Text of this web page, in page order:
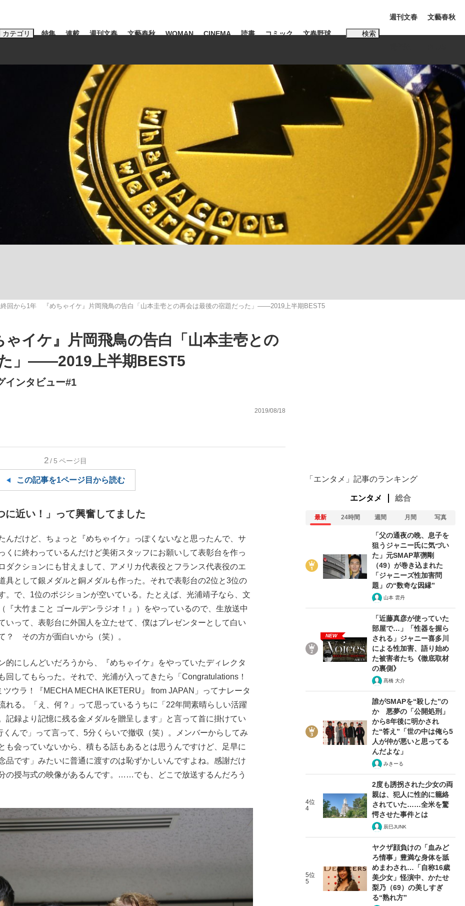
カテゴリ
初めて明かした日本代表監督に... 「最悪の空気のまま解散」WBC日本代表“敗戦”の真実 選手が明かす...
サッカー日本代表・森保一監督...
特集
観る将棋、読む将棋
連載 週刊文春 文藝春秋 WOMAN CINEMA 読書 コミック 文春野球 検索
キーワードタグ一覧
#高市早苗 #後藤真希 #森岡毅 #内田有紀
#松田聖子
週刊文春 文藝春秋
回から1年 『めちゃイケ』片岡飛鳥の告白「山本圭壱との再会は最後の宿題だった」――2019上半期BEST5
イケ』片岡飛鳥の告白「山本圭壱との
」――2019上半期BEST5
ンタビュー#1
2019/08/18
2/5 ページ目
この記事を1ページ目から読む
に近い！」って興奮してました
だけど、ちょっと『めちゃイケ』っぽくないなと思ったんで、サ
くに終わっているんだけど美術スタッフにお願いして表彰台を作っ
ダクションにも甘えまして、アメリカ代表役とフランス代表役のエ
具として銀メダルと銅メダルも作った。それで表彰台の2位と3位の
。で、1位のポジションが空いている。たとえば、光浦靖子なら、文
『大竹まこと ゴールデンラジオ！』）をやっているので、生放送中
いって、表彰台に外国人を立たせて、僕はプレゼンターとして白い
？ その方が面白いから（笑）。
にしんどいだろうから、『めちゃイケ』をやっていたディレクタ
回してもらった。それで、光浦が入ってきたら「Congratulations！
ウラ！『MECHA MECHA IKETERU』 from JAPAN」ってナレータ
れる。「え、何？」って思っているうちに「22年間素晴らしい活躍
記録より記憶に残る金メダルを贈呈します」と言って首に掛けてい
くんで」って言って、5分くらいで撤収（笑）。メンバーからしてみ
も会っていないから、積もる話もあるとは思うんですけど、足早に
品です」みたいに普通に渡すのは恥ずかしいんですよね。感謝だけ
の授与式の映像があるんです。……でも、どこで放送するんだろう
「エンタメ」記事のランキング
エンタメ 総合
最新 24時間 週間 月間 写真
「父の通夜の晩、息子を
狙うジャニー氏に気づい
た」元SMAP草彅剛
（49）が巻き込まれた
「ジャニーズ性加害問
題」の“数奇な因縁”
山本 雲丹
NEW
「近藤真彦が使っていた
部屋で…」「性器を握ら
される」ジャニー喜多川
による性加害、語り始め
た被害者たち《徹底取材
の裏側》
髙橋 大介
誰がSMAPを“殺した”の
か 悪夢の「公開処刑」
から8年後に明かされ
た“答え”「世の中は俺ら5
人が仲が悪いと思ってる
んだよな」
みきーる
4位
4
2度も誘拐された少女の両
親は、犯人に性的に籠絡
されていた……全米を驚
愕させた事件とは
辰巳JUNK
5位
5
ヤクザ顔負けの「血みど
ろ情事」豊満な身体を舐
めまわされ…「自称16歳
美少女」怪演中、かたせ
梨乃（69）の美しすぎ
る“熟れ方”